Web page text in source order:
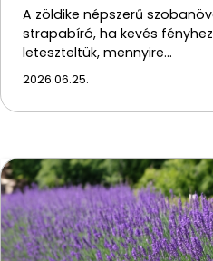
A zöldike népszerű
strapabíró, ha kevés
leteszteltük, mennyire…
2026.06.25.